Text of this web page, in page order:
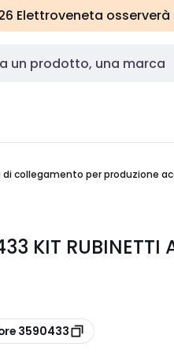
Elettroveneta
collegamento per produzione
KIT RUBINETTI
3590433